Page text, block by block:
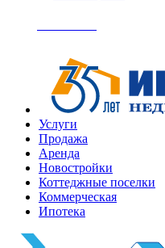
Услуги
Продажа
Аренда
Новостройки
Коттеджные поселки
Коммерческая
Ипотека